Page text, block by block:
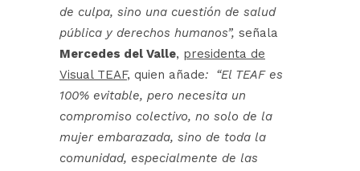
de culpa, sino una cuestión de salud
pública y derechos humanos”, señala
Mercedes del Valle, presidenta de
Visual TEAF, quien añade: “El TEAF es
100% evitable, pero necesita un
compromiso colectivo, no solo de la
mujer embarazada, sino de toda la
comunidad, especialmente de las